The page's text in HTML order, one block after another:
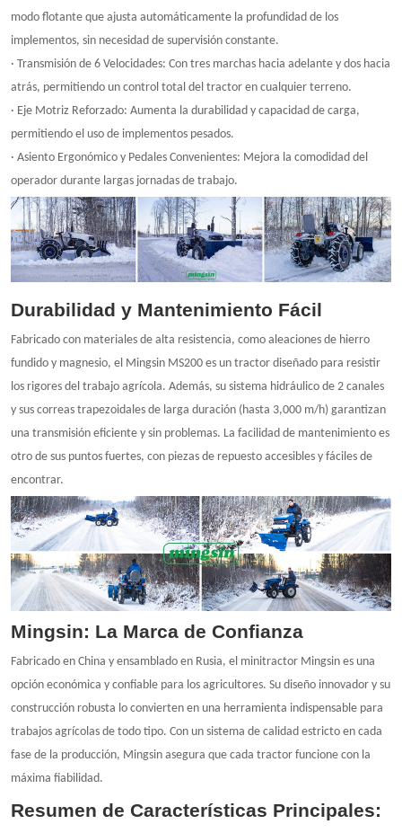
modo flotante que ajusta automáticamente la profundidad de los
implementos, sin necesidad de supervisión constante.
· Transmisión de 6 Velocidades: Con tres marchas hacia adelante y dos hacia
atrás, permitiendo un control total del tractor en cualquier terreno.
· Eje Motriz Reforzado: Aumenta la durabilidad y capacidad de carga,
permitiendo el uso de implementos pesados.
· Asiento Ergonómico y Pedales Convenientes: Mejora la comodidad del
operador durante largas jornadas de trabajo.
Durabilidad y Mantenimiento Fácil
Fabricado con materiales de alta resistencia, como aleaciones de hierro
fundido y magnesio, el Mingsin MS200 es un tractor diseñado para resistir
los rigores del trabajo agrícola. Además, su sistema hidráulico de 2 canales
y sus correas trapezoidales de larga duración (hasta 3,000 m/h) garantizan
una transmisión eficiente y sin problemas. La facilidad de mantenimiento es
otro de sus puntos fuertes, con piezas de repuesto accesibles y fáciles de
encontrar.
Mingsin: La Marca de Confianza
Fabricado en China y ensamblado en Rusia, el minitractor Mingsin es una
opción económica y confiable para los agricultores. Su diseño innovador y su
construcción robusta lo convierten en una herramienta indispensable para
trabajos agrícolas de todo tipo. Con un sistema de calidad estricto en cada
fase de la producción, Mingsin asegura que cada tractor funcione con la
máxima fiabilidad.
Resumen de Características Principales: